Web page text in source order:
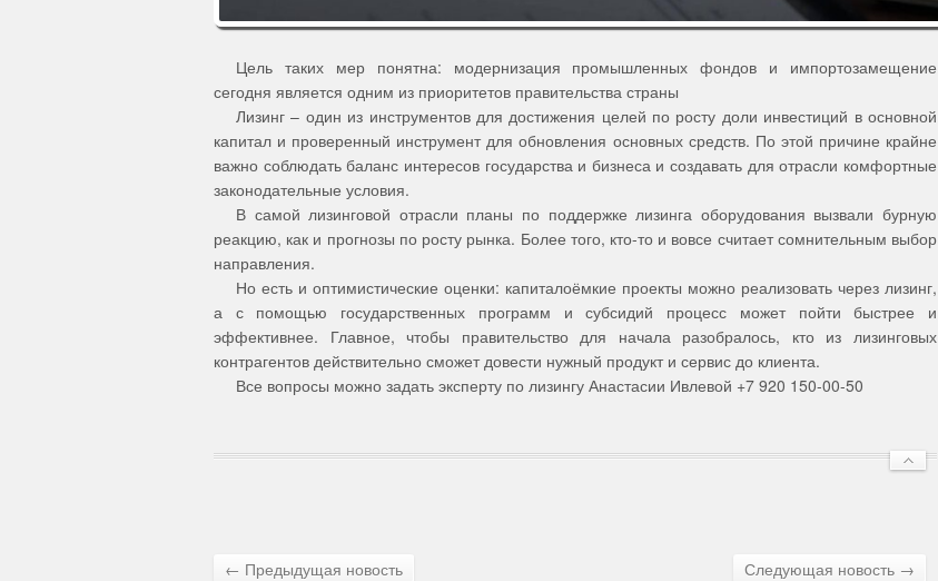
Цель таких мер понятна: модернизация промышленных фондов и импортозамещение
сегодня является одним из приоритетов правительства страны
Лизинг – один из инструментов для достижения целей по росту доли инвестиций в основной
капитал и проверенный инструмент для обновления основных средств. По этой причине крайне
важно соблюдать баланс интересов государства и бизнеса и создавать для отрасли комфортные
законодательные условия.
В самой лизинговой отрасли планы по поддержке лизинга оборудования вызвали бурную
реакцию, как и прогнозы по росту рынка. Более того, кто-то и вовсе считает сомнительным выбор
направления.
Но есть и оптимистические оценки: капиталоёмкие проекты можно реализовать через лизинг,
а с помощью государственных программ и субсидий процесс может пойти быстрее и
эффективнее. Главное, чтобы правительство для начала разобралось, кто из лизинговых
контрагентов действительно сможет довести нужный продукт и сервис до клиента.
Все вопросы можно задать эксперту по лизингу Анастасии Ивлевой +7 920 150-00-50
← Предыдущая новость Следующая новость →